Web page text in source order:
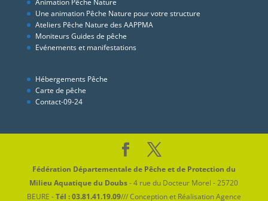
Animation Pêche Nature
Une animation Pêche Nature pour votre structure
Ateliers Pêche Nature des AAPPMA
Moniteurs Guides de pêche
Evénements et manifestations
Hébergements Pêche
Carte de pêche
Contact-09-24
Fédération Départementale de Pêche et de Protection du
Milieu Aquatique du Doubs- 4 rue du Docteur Morel - 25720
BEURE -Tél : 03.81.41.19.09/// Conception et Réalisation Agence